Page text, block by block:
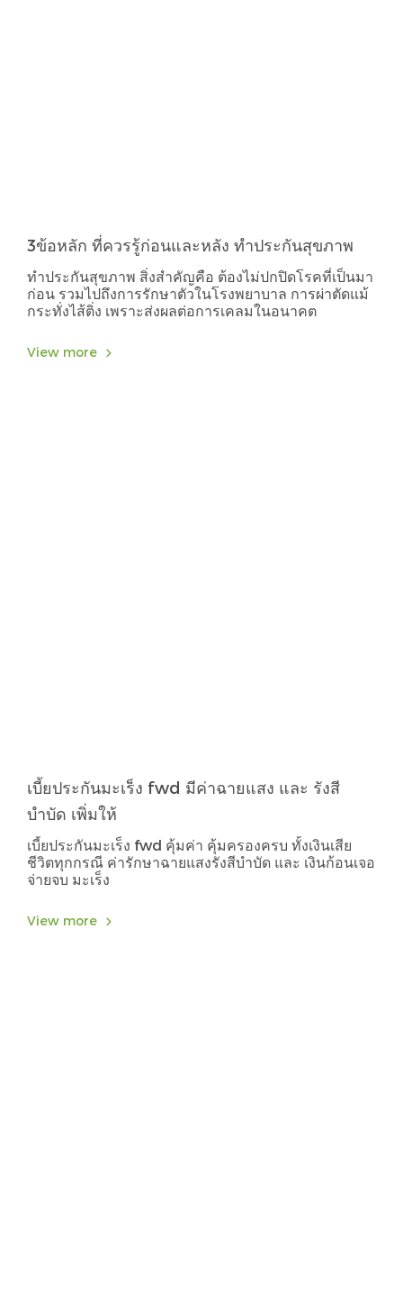
3ข้อหลัก ที่ควรรู้ก่อนและหลัง ทำประกันสุขภาพ
ทำประกันสุขภาพ สิ่งสำคัญคือ ต้องไม่ปกปิดโรคที่เป็นมา
ก่อน รวมไปถึงการรักษาตัวในโรงพยาบาล การผ่าตัดแม้
กระทั่งไส้ติ่ง เพราะส่งผลต่อการเคลมในอนาคต
View more
เบี้ยประกันมะเร็ง fwd มีค่าฉายแสง และ รังสี
บำบัด เพิ่มให้
เบี้ยประกันมะเร็ง fwd คุ้มค่า คุ้มครองครบ ทั้งเงินเสีย
ชีวิตทุกกรณี ค่ารักษาฉายแสงรังสีบำบัด และ เงินก้อนเจอ
จ่ายจบ มะเร็ง
View more